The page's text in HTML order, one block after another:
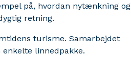
på, hvordan nytænkning og
retning.
turisme. Samarbejdet
linnedpakke.